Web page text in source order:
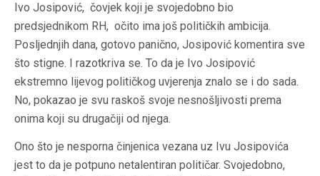
Ivo Josipović, čovjek koji je svojedobno bio
predsjednikom RH, očito ima još političkih ambicija.
Posljednjih dana, gotovo panično, Josipović komentira sve
što stigne. I razotkriva se. To da je Ivo Josipović
ekstremno lijevog političkog uvjerenja znalo se i do sada.
No, pokazao je svu raskoš svoje nesnošljivosti prema
onima koji su drugačiji od njega.
Ono što je nesporna činjenica vezana uz Ivu Josipovića
jest to da je potpuno netalentiran političar. Svojedobno,